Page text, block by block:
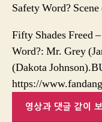
Safety Word?
Fifty Shades Freed
Word?: Mr. Grey
(Dakota
https://
영상과 댓글 같이 보